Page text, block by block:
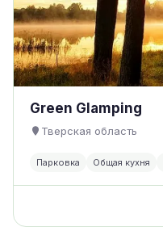
Green Glamping
Тверская область
Парковка Общая кухня